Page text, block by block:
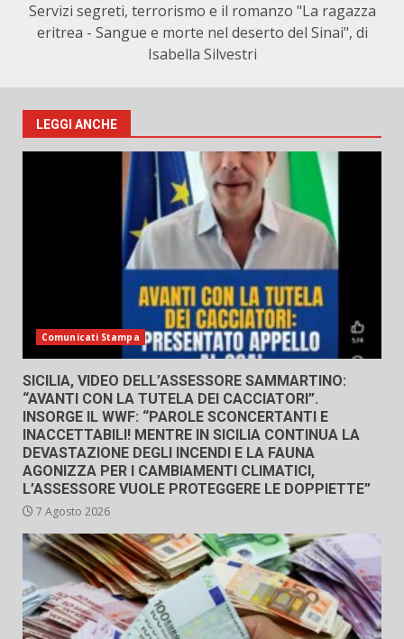
Servizi segreti, terrorismo e il romanzo "La ragazza
eritrea - Sangue e morte nel deserto del Sinai", di
Isabella Silvestri
LEGGI ANCHE
Comunicati Stampa
SICILIA, VIDEO DELL’ASSESSORE SAMMARTINO:
“AVANTI CON LA TUTELA DEI CACCIATORI”.
INSORGE IL WWF: “PAROLE SCONCERTANTI E
INACCETTABILI! MENTRE IN SICILIA CONTINUA LA
DEVASTAZIONE DEGLI INCENDI E LA FAUNA
AGONIZZA PER I CAMBIAMENTI CLIMATICI,
L’ASSESSORE VUOLE PROTEGGERE LE DOPPIETTE”
7 Agosto 2026